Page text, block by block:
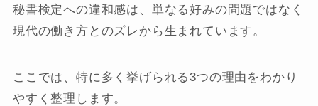
秘書検定への違和感は、単なる好みの問題ではなく
現代の働き方とのズレから生まれています。
ここでは、特に多く挙げられる3つの理由をわかり
やすく整理します。